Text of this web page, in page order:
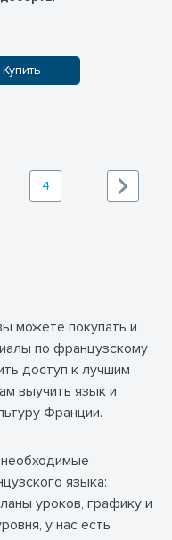
Купить
4
можете покупать и
по французскому
доступ к лучшим
выучить язык и
Франции.
языка:
уроков, графику и
у нас есть